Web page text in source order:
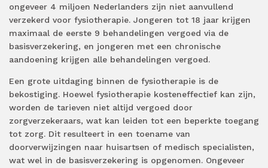
ongeveer 4 miljoen Nederlanders zijn niet aanvullend
verzekerd voor fysiotherapie. Jongeren tot 18 jaar krijgen
maximaal de eerste 9 behandelingen vergoed via de
basisverzekering, en jongeren met een chronische
aandoening krijgen alle behandelingen vergoed.
Een grote uitdaging binnen de fysiotherapie is de
bekostiging. Hoewel fysiotherapie kosteneffectief kan zijn,
worden de tarieven niet altijd vergoed door
zorgverzekeraars, wat kan leiden tot een beperkte toegang
tot zorg. Dit resulteert in een toename van
doorverwijzingen naar huisartsen of medisch specialisten,
wat wel in de basisverzekering is opgenomen. Ongeveer